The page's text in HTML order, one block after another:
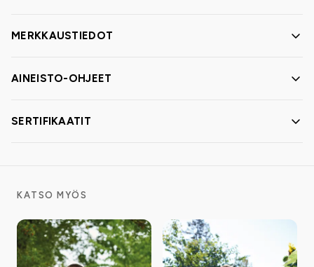
MERKKAUSTIEDOT
AINEISTO-OHJEET
SERTIFIKAATIT
KATSO MYÖS